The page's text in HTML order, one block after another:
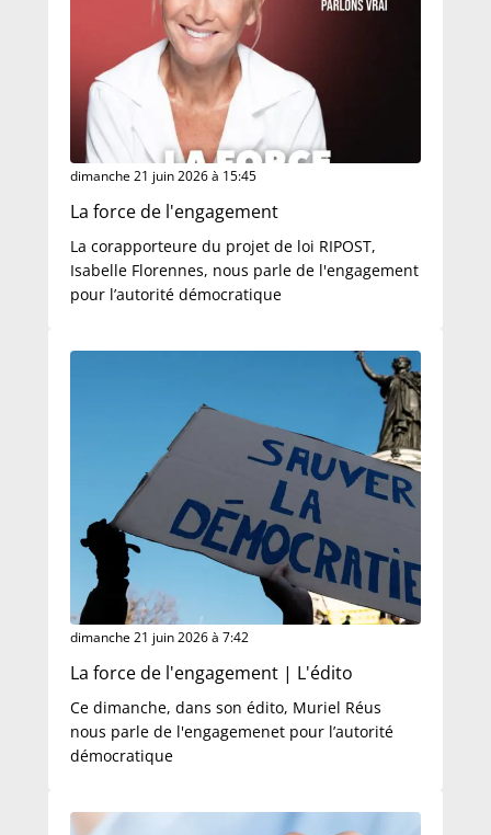
dimanche 21 juin 2026 à 15:45
La force de l'engagement
La corapporteure du projet de loi RIPOST,
Isabelle Florennes, nous parle de l'engagement
pour l’autorité démocratique
dimanche 21 juin 2026 à 7:42
La force de l'engagement | L'édito
Ce dimanche, dans son édito, Muriel Réus
nous parle de l'engagemenet pour l’autorité
démocratique